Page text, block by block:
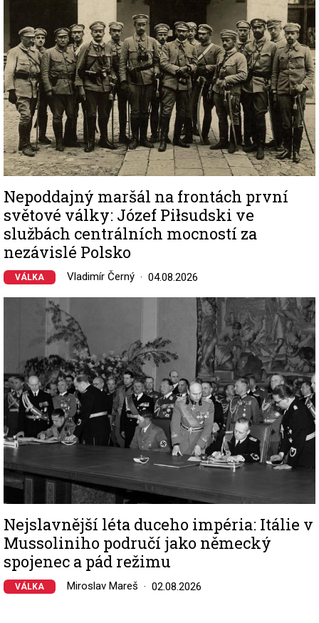
Nepoddajný maršál na frontách první
světové války: Józef Piłsudski ve
službách centrálních mocností za
nezávislé Polsko
VÁLKA Vladimír Černý 04.08.2026
Nejslavnější léta duceho impéria: Itálie v
Mussoliniho područí jako německý
spojenec a pád režimu
VÁLKA Miroslav Mareš 02.08.2026